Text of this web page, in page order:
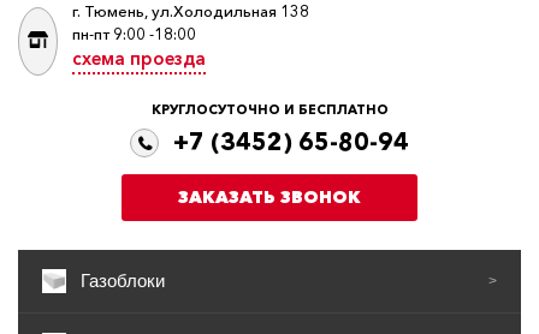
г. Тюмень, ул.Холодильная 138
пн-пт 9:00 -18:00
схема проезда
КРУГЛОСУТОЧНО И БЕСПЛАТНО
+7 (3452) 65-80-94
ЗАКАЗАТЬ ЗВОНОК
Газоблоки >